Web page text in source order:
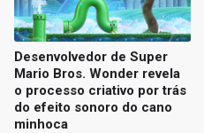
Desenvolvedor de Super
Mario Bros. Wonder revela
o processo criativo por trás
do efeito sonoro do cano
minhoca